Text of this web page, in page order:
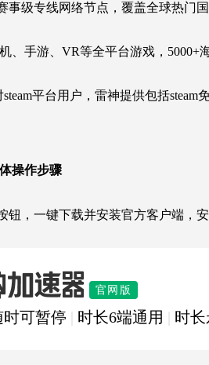
事级专线网络节点，覆盖全球热门
、手游、VR等全平台游戏，5000+
steam平台用户，雷神提供包括steam
操作步骤
钮，一键下载并安装官方客户端，
加速器 官网版
时可暂停 时长6端通用 时